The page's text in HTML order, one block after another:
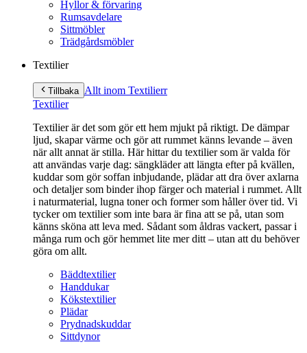
Hyllor & förvaring
Rumsavdelare
Sittmöbler
Trädgårdsmöbler
Textilier
Tillbaka Allt inom Textilierr
Textilier
Textilier är det som gör ett hem mjukt på riktigt. De dämpar
ljud, skapar värme och gör att rummet känns levande – även
när allt annat är stilla. Här hittar du textilier som är valda för
att användas varje dag: sängkläder att längta efter på kvällen,
kuddar som gör soffan inbjudande, plädar att dra över axlarna
och detaljer som binder ihop färger och material i rummet. Allt
i naturmaterial, lugna toner och former som håller över tid. Vi
tycker om textilier som inte bara är fina att se på, utan som
känns sköna att leva med. Sådant som åldras vackert, passar i
många rum och gör hemmet lite mer ditt – utan att du behöver
göra om allt.
Bäddtextilier
Handdukar
Kökstextilier
Plädar
Prydnadskuddar
Sittdynor